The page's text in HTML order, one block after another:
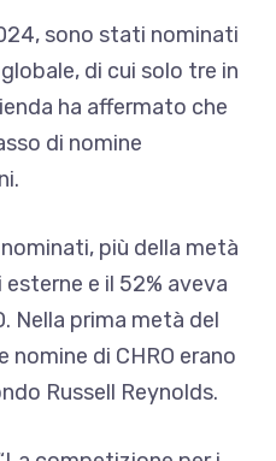
sono stati nominati
di cui solo tre in
ha affermato che
di nomine
più della metà
e il 52% aveva
Nella prima metà del
nomine di CHRO erano
Russell Reynolds.